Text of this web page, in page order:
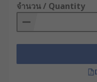
จำนวน / Quantity